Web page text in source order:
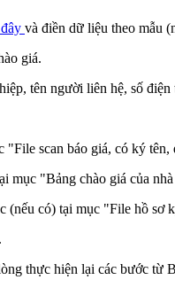
và điền dữ liệu theo mẫu
giá.
tên người liên hệ, số
scan báo giá, có ký
"Bảng chào giá của
có) tại mục "File hồ
thực hiện lại các bước từ